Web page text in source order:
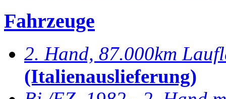
Fahrzeuge
2. Hand, 87.000km
(Italienauslieferung)